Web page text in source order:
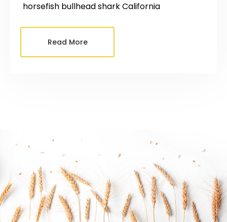
horsefish bullhead shark California
Read More